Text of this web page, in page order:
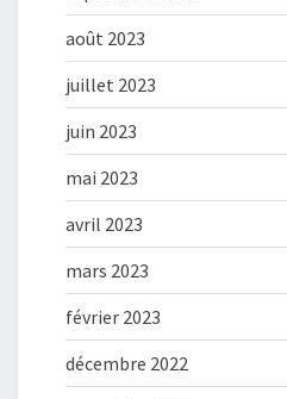
août 2023
juillet 2023
juin 2023
mai 2023
avril 2023
mars 2023
février 2023
décembre 2022